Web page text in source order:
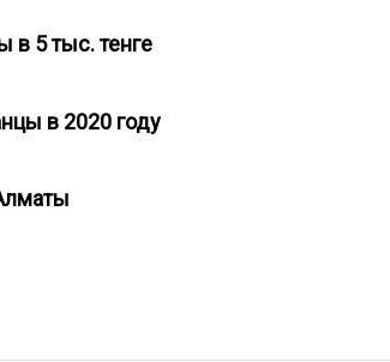
в 5 тыс. тенге
в 2020 году